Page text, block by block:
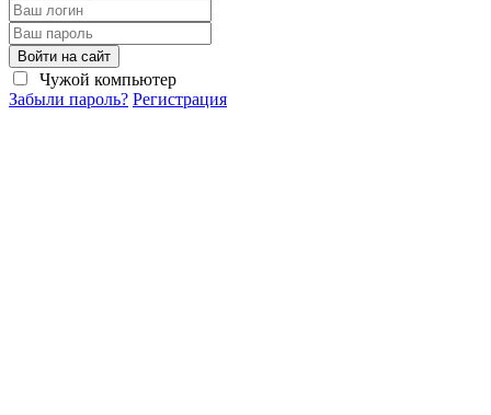
Войти на сайт
Чужой компьютер
Забыли пароль? Регистрация